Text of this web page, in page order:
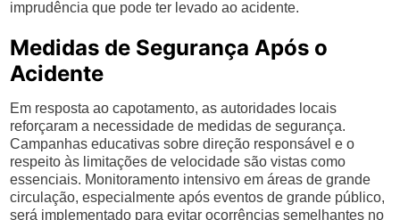
imprudência que pode ter levado ao acidente.
Medidas de Segurança Após o
Acidente
Em resposta ao capotamento, as autoridades locais
reforçaram a necessidade de medidas de segurança.
Campanhas educativas sobre direção responsável e o
respeito às limitações de velocidade são vistas como
essenciais. Monitoramento intensivo em áreas de grande
circulação, especialmente após eventos de grande público,
será implementado para evitar ocorrências semelhantes no